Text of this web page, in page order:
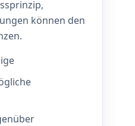
können den